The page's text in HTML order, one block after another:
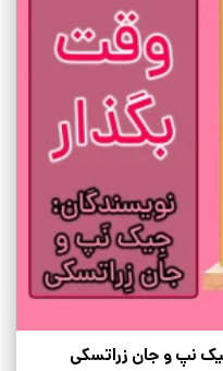
نپ و جان زراتسکی